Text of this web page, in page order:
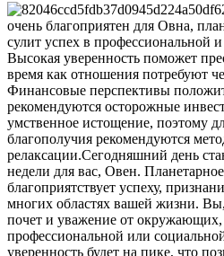
очень благоприятен для Овна,
сулит успех в профессиональной
Высокая уверенность поможет
время как отношения потребуют
Финансовые перспективы
рекомендуются осторожные
умственное истощение, поэтому
благополучия рекомендуются
релаксации.Сегодняшний день
недели для вас, Овен.
благоприятствует успеху,
многих областях вашей жизни. Вы,
почет и уважение от окружающих,
профессиональной или
уверенность будет на пике, что